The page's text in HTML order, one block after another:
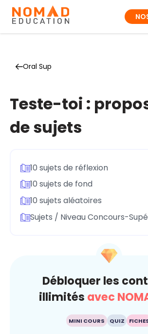
Oral Sup
Teste-toi :
de sujets
10 sujets de réflexion
10 sujets de fond
10 sujets aléatoires
Sujets / Niveau Concours-
Débloquer les
illimités avec
MINI COURS QUIZ